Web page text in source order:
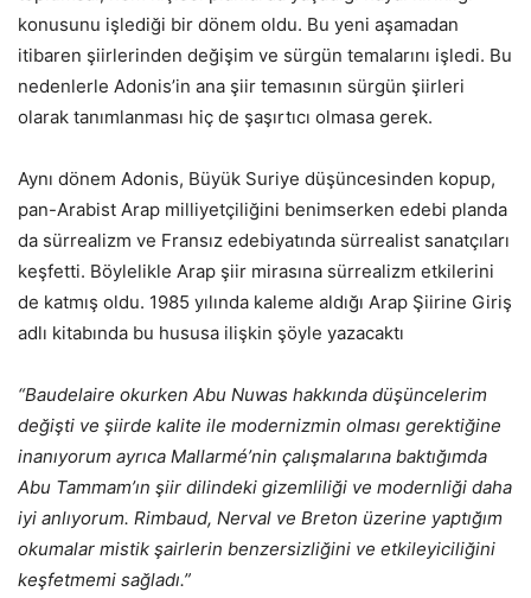
konusunu işlediği bir dönem oldu. Bu yeni aşamadan
itibaren şiirlerinden değişim ve sürgün temalarını işledi. Bu
nedenlerle Adonis’in ana şiir temasının sürgün şiirleri
olarak tanımlanması hiç de şaşırtıcı olmasa gerek.
Aynı dönem Adonis, Büyük Suriye düşüncesinden kopup,
pan-Arabist Arap milliyetçiliğini benimserken edebi planda
da sürrealizm ve Fransız edebiyatında sürrealist sanatçıları
keşfetti. Böylelikle Arap şiir mirasına sürrealizm etkilerini
de katmış oldu. 1985 yılında kaleme aldığı Arap Şiirine Giriş
adlı kitabında bu hususa ilişkin şöyle yazacaktı
“Baudelaire okurken Abu Nuwas hakkında düşüncelerim
değişti ve şiirde kalite ile modernizmin olması gerektiğine
inanıyorum ayrıca Mallarmé’nin çalışmalarına baktığımda
Abu Tammam’ın şiir dilindeki gizemliliği ve modernliği daha
iyi anlıyorum. Rimbaud, Nerval ve Breton üzerine yaptığım
okumalar mistik şairlerin benzersizliğini ve etkileyiciliğini
keşfetmemi sağladı.”